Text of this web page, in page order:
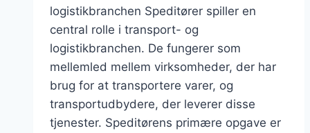
logistikbranchen Speditører spiller en
central rolle i transport- og
logistikbranchen. De fungerer som
mellemled mellem virksomheder, der har
brug for at transportere varer, og
transportudbydere, der leverer disse
tjenester. Speditørens primære opgave er